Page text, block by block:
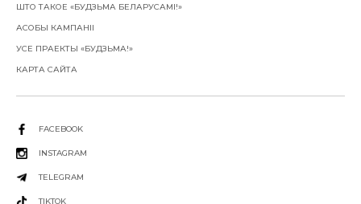
ШТО ТАКОЕ «БУДЗЬМА БЕЛАРУСАМІ!»
АСОБЫ КАМПАНІІ
УСЕ ПРАЕКТЫ «БУДЗЬМА!»
КАРТА САЙТА
FACEBOOK
INSTAGRAM
TELEGRAM
TIKTOK